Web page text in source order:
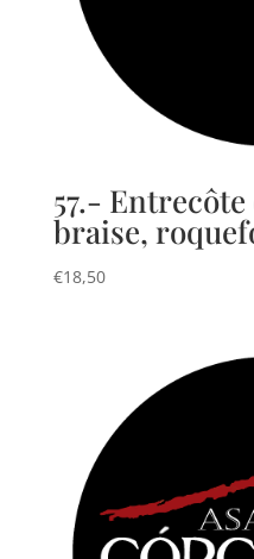
57.- Entrecôte
braise,
€18,50